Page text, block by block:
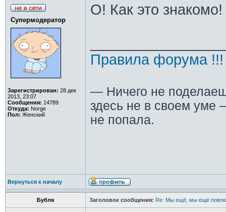
Супермодератор
Зарегистрирован: 28 дек
2013, 23:07
Сообщения: 14789
Откуда: Norge
Пол: Женский
О! Как это знакомо!
Правила форума !!!
— Ничего не
здесь не в своем
не попала.
Вернуться к началу
Бубля Заголовок сообщения: Re: Мы ещё, мы ещё